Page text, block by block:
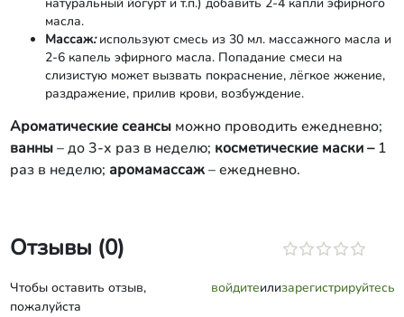
масла.
Массаж:используют смесь из 30 мл. массажного масла и
2-6 капель эфирного масла. Попадание смеси на
слизистую может вызвать покраснение, лёгкое жжение,
раздражение, прилив крови, возбуждение.
Ароматические сеансыможно проводить ежедневно;
ванны– до 3-х раз в неделю; косметические маски – 1
раз в неделю; аромамассаж– ежедневно.
Отзывы (0)
Чтобы оставить отзыв,
пожалуйста
войдитеилизарегистрируйтесь